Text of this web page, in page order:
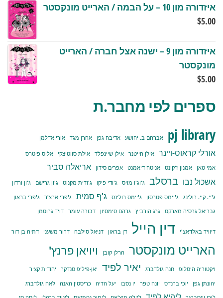
איזדורה מון 10 – על הבמה / הארייט מונקסטר
$5.00
איזדורה מון 9 – ישנה אצל חברה / הארייט
מונקסטר
$5.00
ספרים לפי מחבר.ת
pj library אברהם ב. יהושע אדיבה גפן אהרן מגד אורי אדלמן
אורלי קראוס-ויינר אילן הייטנר אילן שיינפלד אילת סווטיצקי
אליס פיטרס
אמי טאן
אמנון ז'קונט אניטה דיאמנט אפרים סידון
אריאלה סביר
אשכול נבו ברסלב ג'וג'ו מויס ג'ודי פיקו ג'ודית מקנוט ג'ון גרישם ג'ון ורדון
ג'יי. קיי. רולינג ג'יימס פטרסון ג'יימס רולינס ג'ף סמית ג'פרי ארצ'ר
ג'פרי בראון
גבריאל גרסיה מארקס
גרג הורביץ גרהם סימסיון דבורה עומר דויד גרוסמן
דיוויד באלדאצ'י דין הייל דן בראון דניאל סילבה דרור משעני דתיה בן דור
הארייט מונקסטר הרלן קובן ויויאן פרנץ'
ויקטוריה היסלופ חנה גולדברג יאיר לפיד יאן-פיליפ סנדקר יהודית קציר
יהונתן גפן יוכי ברנדס יונה טפר יו נסבו יעל הדיה כריסטין האנה
לאה גולדברג